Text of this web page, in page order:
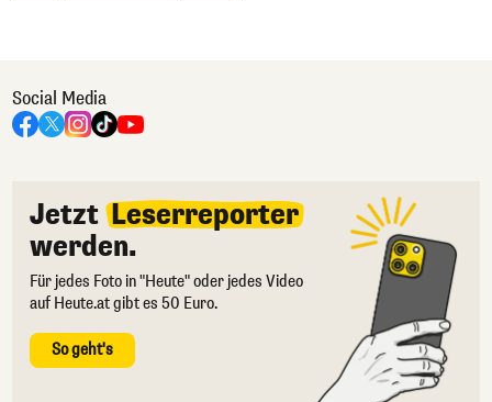
Social Media
Jetzt Leserreporter
werden.
Für jedes Foto in "Heute" oder jedes Video
auf Heute.at gibt es 50 Euro.
So geht's